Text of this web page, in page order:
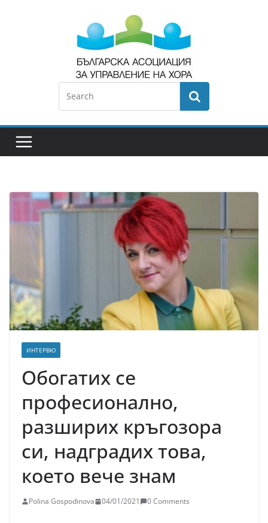
ИНТЕРВЮ
Обогатих се
професионално,
разширих кръгозора
си, надградих това,
което вече знам
Polina Gospodinova 04/01/2021 0 Comments